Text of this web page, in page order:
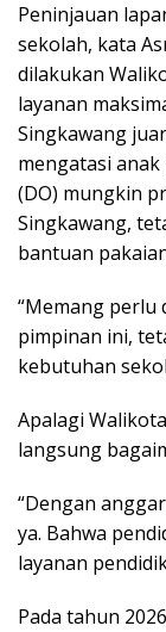
Peninjauan
sekolah, kata
dilakukan
layanan
Singkawang
mengatasi
(DO) mungkin
Singkawang,
bantuan
“Memang perlu
pimpinan ini,
kebutuhan
Apalagi
langsung
“Dengan
ya. Bahwa
layanan
Pada tahun